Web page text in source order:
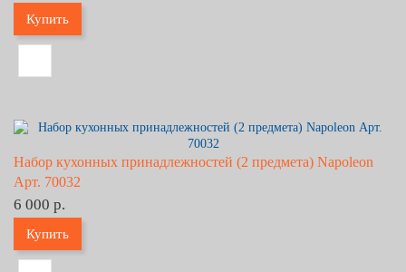
Купить
Набор кухонных принадлежностей (2 предмета) Napoleon
Арт. 70032
6 000 р.
Купить